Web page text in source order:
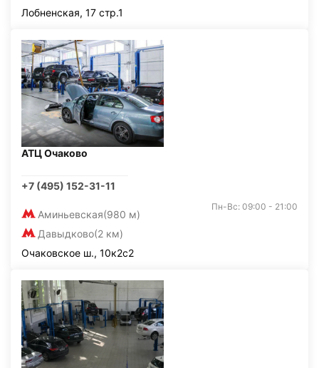
Лобненская, 17 стр.1
АТЦ Очаково
+7 (495) 152-31-11
Аминьевская(980 м)
Давыдково(2 км)
Пн-Вс: 09:00 - 21:00
Очаковское ш., 10к2с2